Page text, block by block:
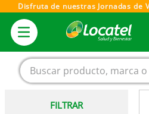
Disfruta de nuestras Jornadas de
Buscar producto, marca o
FILTRAR